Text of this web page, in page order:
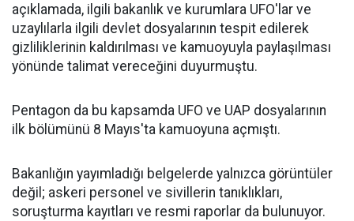
açıklamada, ilgili bakanlık ve kurumlara UFO'lar ve
uzaylılarla ilgili devlet dosyalarının tespit edilerek
gizliliklerinin kaldırılması ve kamuoyuyla paylaşılması
yönünde talimat vereceğini duyurmuştu.
Pentagon da bu kapsamda UFO ve UAP dosyalarının
ilk bölümünü 8 Mayıs'ta kamuoyuna açmıştı.
Bakanlığın yayımladığı belgelerde yalnızca görüntüler
değil; askeri personel ve sivillerin tanıklıkları,
soruşturma kayıtları ve resmi raporlar da bulunuyor.